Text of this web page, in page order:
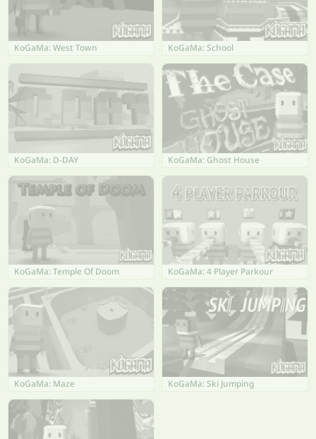
KoGaMa: West Town KoGaMa: School
KoGaMa: D-DAY KoGaMa: Ghost House
KoGaMa: Temple Of Doom KoGaMa: 4 Player Parkour
KoGaMa: Maze KoGaMa: Ski Jumping